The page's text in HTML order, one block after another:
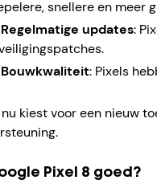
snellere en meer
Regelmatige updates:
Bouwkwaliteit: Pixels
kiest voor een nieuw
Pixel 8 goed?